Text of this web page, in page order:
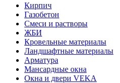
Кирпич
Газобетон
Cмеси и растворы
ЖБИ
Кровельные материалы
Ландшафтные материалы
Арматура
Мансардные окна
Окна и двери VEKA